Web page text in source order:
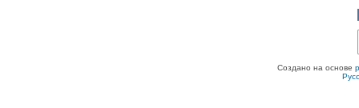
Создано на основе